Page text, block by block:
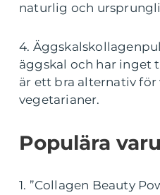
naturlig och
4.
äggskal och har inget
är ett bra alternativ för
vegetarianer.
Populära
1. ”Collagen Beauty